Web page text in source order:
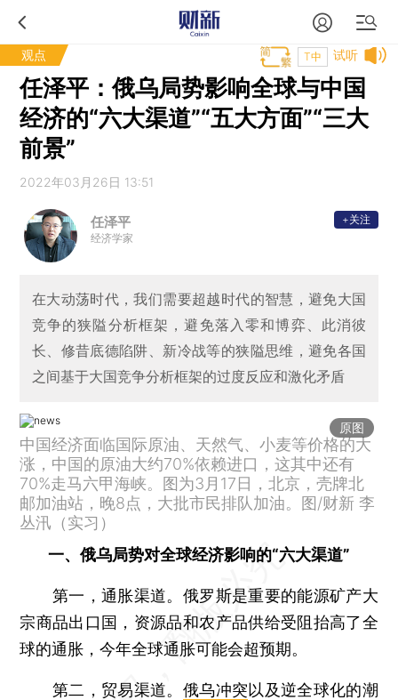
观点 试听
T中
任泽平：俄乌局势影响全球与中国
经济的“六大渠道”“五大方面”“三大
前景”
2022年03月26日 13:51
任泽平
经济学家
+关注
在大动荡时代，我们需要超越时代的智慧，避免大国
竞争的狭隘分析框架，避免落入零和博弈、此消彼
长、修昔底德陷阱、新冷战等的狭隘思维，避免各国
之间基于大国竞争分析框架的过度反应和激化矛盾
原图
中国经济面临国际原油、天然气、小麦等价格的大
涨，中国的原油大约70%依赖进口，这其中还有
70%走马六甲海峡。图为3月17日，北京，壳牌北
邮加油站，晚8点，大批市民排队加油。图/财新 李
丛汛（实习）
一、俄乌局势对全球经济影响的“六大渠道”
第一，通胀渠道。俄罗斯是重要的能源矿产大
宗商品出口国，资源品和农产品供给受阻抬高了全
球的通胀，今年全球通胀可能会超预期。
第二，贸易渠道。 俄乌冲突以及逆全球化的潮